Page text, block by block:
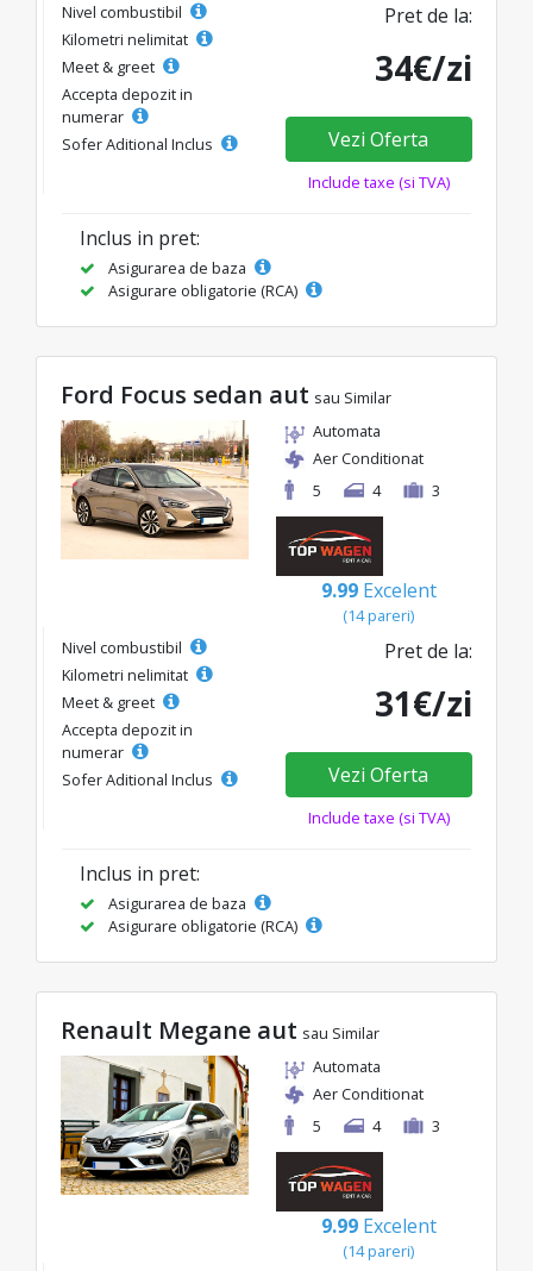
Nivel combustibil
Kilometri nelimitat
Meet & greet
Accepta depozit in
numerar
Sofer Aditional Inclus
Pret de la:
34€/zi
Vezi Oferta
Include taxe (si TVA)
Inclus in pret:
Asigurarea de baza
Asigurare obligatorie (RCA)
Ford Focus sedan aut sau Similar
Automata
Aer Conditionat
5
4 3
9.99 Excelent
(14 pareri)
Nivel combustibil
Kilometri nelimitat
Meet & greet
Accepta depozit in
numerar
Sofer Aditional Inclus
Pret de la:
31€/zi
Vezi Oferta
Include taxe (si TVA)
Inclus in pret:
Asigurarea de baza
Asigurare obligatorie (RCA)
Renault Megane aut sau Similar
Automata
Aer Conditionat
5
4 3
9.99 Excelent
(14 pareri)